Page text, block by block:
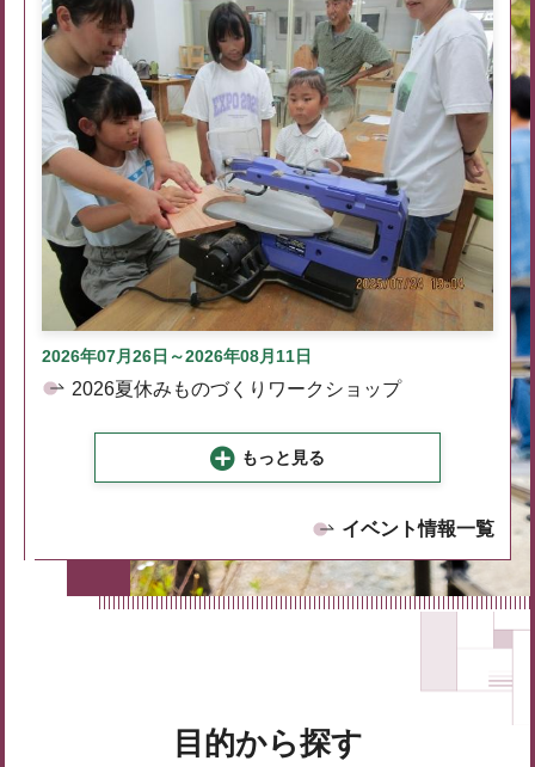
2026年07月26日～2026年08月11日
2026夏休みものづくりワークショップ
もっと見る
イベント情報一覧
目的から探す